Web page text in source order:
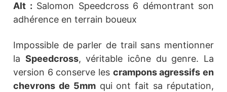
Alt : Salomon Speedcross 6 démontrant son
adhérence en terrain boueux
Impossible de parler de trail sans mentionner
la Speedcross, véritable icône du genre. La
version 6 conserve les crampons agressifs en
chevrons de 5mmqui ont fait sa réputation,